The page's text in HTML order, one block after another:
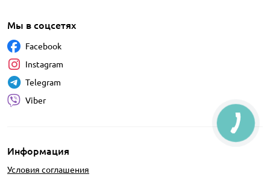
Информация
Условия соглашения
Мы в соцсетях
Facebook
Instagram
Telegram
Viber